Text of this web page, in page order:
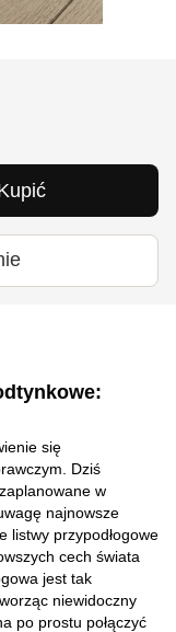
się
Dziś
w
najnowsze
listwy przypodłogowe
cech świata
jest tak
niewidoczny
po prostu połączyć